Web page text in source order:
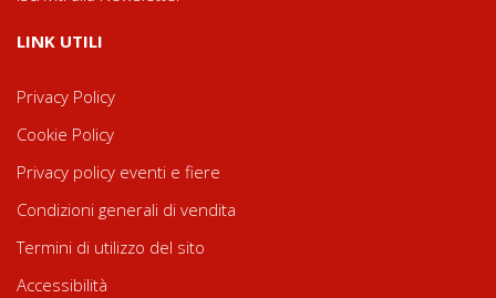
LINK UTILI
Privacy Policy
Cookie Policy
Privacy policy eventi e fiere
Condizioni generali di vendita
Termini di utilizzo del sito
Accessibilità